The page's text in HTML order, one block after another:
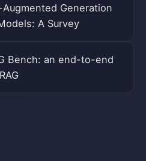
Augmented Generation
A Survey
Bench: an end-to-end